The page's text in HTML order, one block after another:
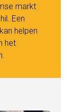
markt
Een
kan helpen
het